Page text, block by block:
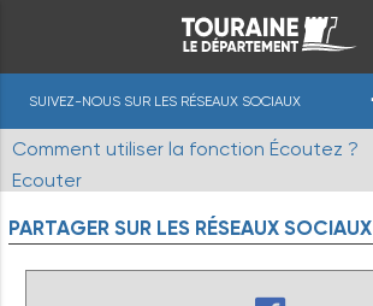
SUIVEZ-NOUS SUR LES RÉSEAUX SOCIAUX
Comment utiliser la fonction Écoutez ?
Ecouter
PARTAGER SUR LES RÉSEAUX SOCIAUX